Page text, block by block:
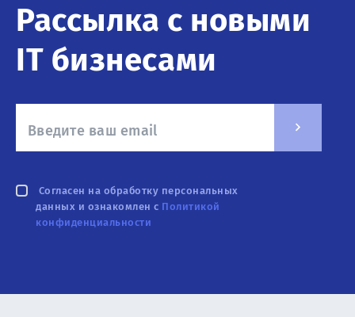
Рассылка с новыми
IT бизнесами
Согласен на обработку персональных
данных и ознакомлен с Политикой
конфиденциальности